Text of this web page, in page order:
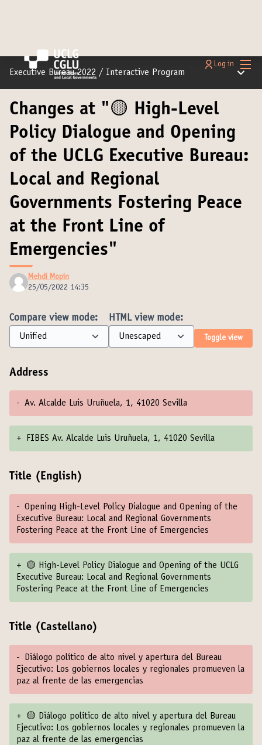
Main
Log in
Executive Bureau 2022 / Interactive Program Main
Changes at "🟡 High-Level
Policy Dialogue and Opening
of the UCLG Executive Bureau:
Local and Regional
Governments Fostering Peace
at the Front Line of
Emergencies"
Mehdi Mopin
25/05/2022 14:35
Compare view mode: HTML view mode:
Toggle view
Address
- Av. Alcalde Luis Uruñuela, 1, 41020 Sevilla
+ FIBES Av. Alcalde Luis Uruñuela, 1, 41020 Sevilla
Title (English)
- Opening High-Level Policy Dialogue and Opening of the
Executive Bureau: Local and Regional Governments
Fostering Peace at the Front Line of Emergencies
+
🟡 High-Level Policy Dialogue and Opening of the UCLG
Executive Bureau: Local and Regional Governments
Fostering Peace at the Front Line of Emergencies
Title (Castellano)
-
Diálogo político de alto nivel y apertura del Bureau
Ejecutivo: Los gobiernos locales y regionales promueven la
paz al frente de las emergencias
+
🟡 Diálogo político de alto nivel y apertura del Bureau
Ejecutivo: Los gobiernos locales y regionales promueven la
paz al frente de las emergencias